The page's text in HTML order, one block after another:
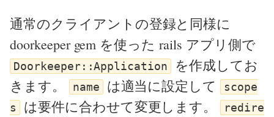
通常のクライアントの登録と同様に
doorkeeper gem を使った rails アプリ側で
Doorkeeper::Application
を作成してお
きます。
name は適当に設定して scope
s は要件に合わせて変更します。 redire